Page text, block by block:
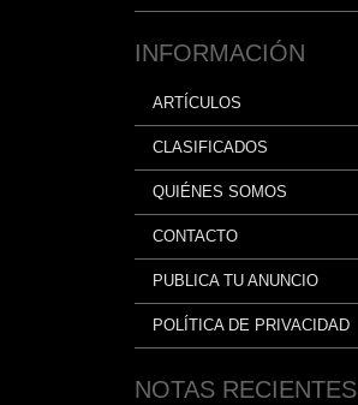
INFORMACIÓN
ARTÍCULOS
CLASIFICADOS
QUIÉNES SOMOS
CONTACTO
PUBLICA TU ANUNCIO
POLÍTICA DE PRIVACIDAD
NOTAS RECIENTES